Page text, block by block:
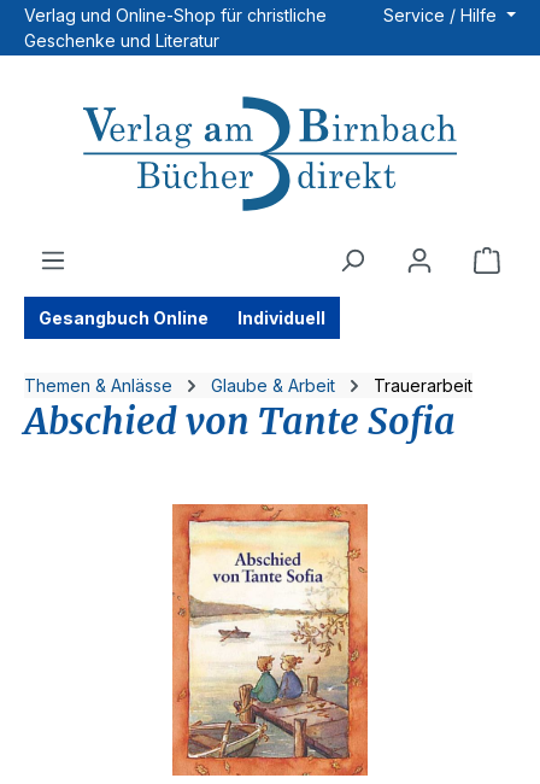
Zum Hauptinhalt springen
Verlag und Online-Shop für christliche
Geschenke und Literatur
Service / Hilfe
Gesangbuch Online Individuell
Themen & Anlässe Glaube & Arbeit Trauerarbeit
Abschied von Tante Sofia
Bildergalerie überspringen